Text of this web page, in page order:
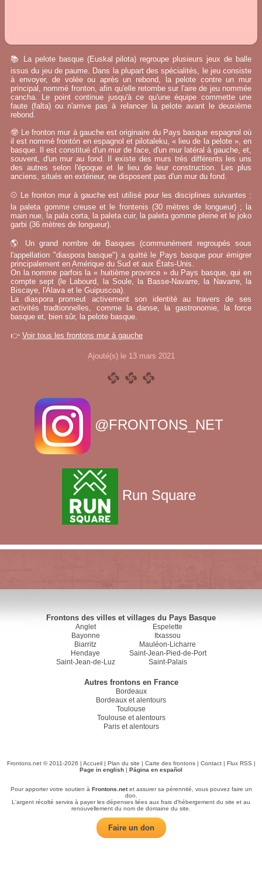
📚 La pelote basque (Euskal pilota) regroupe plusieurs jeux de balle
issus du jeu de paume. Dans la plupart des spécialités, le jeu consiste
à envoyer, de volée ou après un rebond, la pelote contre un mur
principal, nommé fronton, afin qu'elle retombe sur l'aire de jeu nommée
cancha. Le point continue jusqu'à ce qu'une équipe commette une
faute (falta) ou n'arrive pas à relancer la pelote avant le deuxième
rebond.
🤓 Le fronton mur à gauche est originaire du Pays basque espagnol où
il est nommé frontón en espagnol et pilotaleku, « lieu de la pelote », en
basque. Il est constitué d'un mur de face, d'un mur latéral à gauche, et,
souvent, d'un mur au fond. Il existe des murs très différents les uns
des autres selon l'époque et le lieu de leur construction. Les plus
anciens, situés en extérieur, ne disposent pas d'un mur du fond.
⚾ Le fronton mur à gauche est utilisé pour les disciplines suivantes :
la paleta gomme creuse et le frontenis (30 mètres de longueur) ; la
main nue, la pala corta, la paleta cuir, la paleta gomme pleine et le joko
garbi (36 mètres de longueur).
🌎 Un grand nombre de Basques (communément regroupés sous
l'appellation "diaspora basque") a quitté le Pays basque pour émigrer
principalement en Amérique du Sud et aux États-Unis.
On la nomme parfois la « huitième province » du Pays basque, qui en
compte sept (le Labourd, la Soule, la Basse-Navarre, la Navarre, la
Biscaye, l'Alava et le Guipuscoa).
La diaspora promeut activement son identité au travers de ses
activités tradtionnelles, comme la danse, la gastronomie, la force
basque et, bien sûr, la pelote basque.
👉 Voir tous les frontons mur à gauche
Ajouté(s) le 13 mars 2021
@FRONTONS_NET
Run Square
Frontons des villes et villages du Pays Basque
Anglet
Bayonne
Biarritz
Hendaye
Saint-Jean-de-Luz
Espelette
Itxassou
Mauléon-Licharre
Saint-Jean-Pied-de-Port
Saint-Palais
Autres frontons en France
Bordeaux
Bordeaux et alentours
Toulouse
Toulouse et alentours
Paris et alentours
Frontons.net © 2011-2026 | Accueil| Plan du site | Carte des frontons| Contact| Flux RSS |
Page in english | Página en español
Pour apporter votre soutien à Frontons.netet assurer sa pérennité, vous pouvez faire un
don.
L'argent récolté servira à payer les dépenses liées aux frais d'hébergement du site et au
renouvellement du nom de domaine du site.
Faire un don